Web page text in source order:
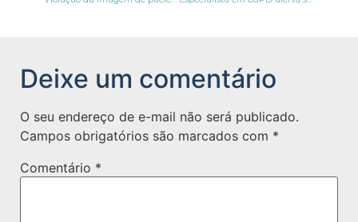
Deixe um comentário
O seu endereço de e-mail não será publicado.
Campos obrigatórios são marcados com *
Comentário *